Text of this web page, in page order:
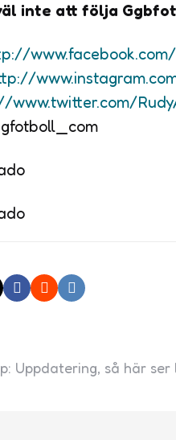
inte att följa
www.twitter.com/
Uppdatering, så här